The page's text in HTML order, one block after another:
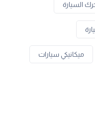
السيارة
ميكانيكي سيارات